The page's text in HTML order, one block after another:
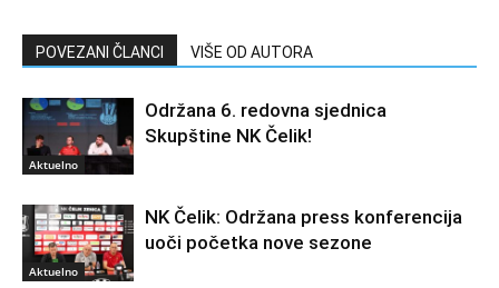
POVEZANI ČLANCI VIŠE OD AUTORA
Aktuelno
Održana 6. redovna sjednica
Skupštine NK Čelik!
Aktuelno
NK Čelik: Održana press konferencija
uoči početka nove sezone